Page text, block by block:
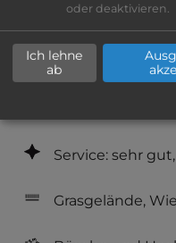
Platzeinrichtung:
Service: sehr
Grasgelände,
oder deaktivieren.
Ich lehne
ab